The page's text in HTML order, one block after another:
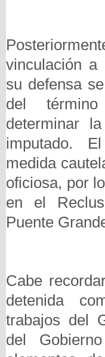
vinculación a
su defensa
del término
determinar
imputado.
medida
oficiosa, por
en el
Puente
Cabe
detenida
trabajos del
del